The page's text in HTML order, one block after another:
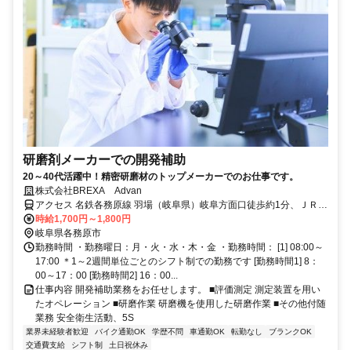
研磨剤メーカーでの開発補助
20～40代活躍中！精密研磨材のトップメーカーでのお仕事です。
株式会社BREXA Advan
アクセス 名鉄各務原線 羽場（岐阜県）岐阜方面口徒歩約1分、ＪＲ高
山本線 各務ヶ原徒歩約26分 名鉄各務原線『羽場駅』より車で10分 ＊
車、バイク通勤可
時給1,700円～1,800円
岐阜県各務原市
勤務時間 ・勤務曜日：月・火・水・木・金 ・勤務時間： [1] 08:00～
17:00 ＊1～2週間単位ごとのシフト制での勤務です [勤務時間1] 8：
00～17：00 [勤務時間2] 16：00...
仕事内容 開発補助業務をお任せします。 ■評価測定 測定装置を用い
たオペレーション ■研磨作業 研磨機を使用した研磨作業 ■その他付随
業務 安全衛生活動、5S
業界未経験者歓迎 バイク通勤OK 学歴不問 車通勤OK 転勤なし
ブランクOK
交通費支給
シフト制 土日祝休み